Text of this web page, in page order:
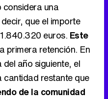
una
que el importe
euros. Este
primera retención. En
año siguiente, el
restante que
de la comunidad